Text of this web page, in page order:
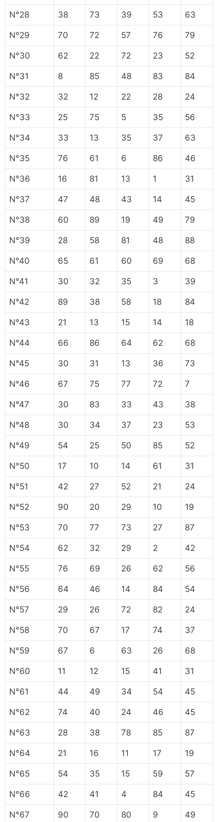
N°28 38 73 39 53 63
N°29 70 72 57 76 79
N°30 62 22 72 23 52
N°31 8 85 48 83 84
N°32 32 12 22 28 24
N°33 25 75 5 35 56
N°34 33 13 35 37 63
N°35 76 61 6 86 46
N°36 16 81 13 1 31
N°37 47 48 43 14 45
N°38 60 89 19 49 79
N°39 28 58 81 48 88
N°40 65 61 60 69 68
N°41 30 32 35 3 39
N°42 89 38 58 18 84
N°43 21 13 15 14 18
N°44 66 86 64 62 68
N°45 30 31 13 36 73
N°46 67 75 77 72 7
N°47 30 83 33 43 38
N°48 30 34 37 23 53
N°49 54 25 50 85 52
N°50 17 10 14 61 31
N°51 42 27 52 21 24
N°52 90 20 29 10 19
N°53 70 77 73 27 87
N°54 62 32 29 2 42
N°55 76 69 26 62 56
N°56 64 46 14 84 54
N°57 29 26 72 82 24
N°58 70 67 17 74 37
N°59 67 6 63 26 68
N°60 11 12 15 41 31
N°61 44 49 34 54 45
N°62 74 40 24 46 45
N°63 28 38 78 85 87
N°64 21 16 11 17 19
N°65 54 35 15 59 57
N°66 42 41 4 84 45
N°67 90 70 80 9 49